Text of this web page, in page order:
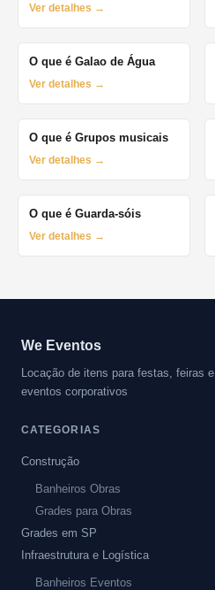
Ver detalhes →
O que é Galao de Água
Ver detalhes →
O que é Grupos musicais
Ver detalhes →
O que é Guarda-sóis
Ver detalhes →
We Eventos
Locação de itens para festas, feiras e
eventos corporativos
CATEGORIAS
Construção
Banheiros Obras
Grades para Obras
Grades em SP
Infraestrutura e Logística
Banheiros Eventos